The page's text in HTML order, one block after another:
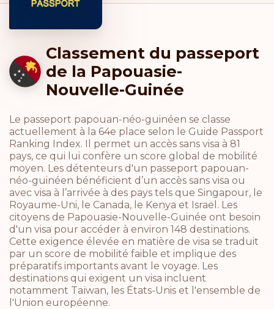
Classement du passeport
de la Papouasie-
Nouvelle-Guinée
Le passeport papouan-néo-guinéen se classe
actuellement à la 64e place selon le Guide Passport
Ranking Index. Il permet un accès sans visa à 81
pays, ce qui lui confère un score global de mobilité
moyen. Les détenteurs d'un passeport papouan-
néo-guinéen bénéficient d’un accès sans visa ou
avec visa à l’arrivée à des pays tels que Singapour, le
Royaume-Uni, le Canada, le Kenya et Israël. Les
citoyens de Papouasie-Nouvelle-Guinée ont besoin
d'un visa pour accéder à environ 148 destinations.
Cette exigence élevée en matière de visa se traduit
par un score de mobilité faible et implique des
préparatifs importants avant le voyage. Les
destinations qui exigent un visa incluent
notamment Taïwan, les États-Unis et l'ensemble de
l'Union européenne.